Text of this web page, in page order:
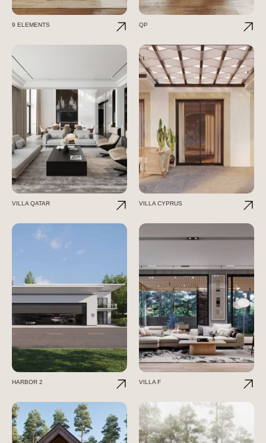
9 ELEMENTS QP
VILLA QATAR VILLA CYPRUS
HARBOR 2 VILLA F